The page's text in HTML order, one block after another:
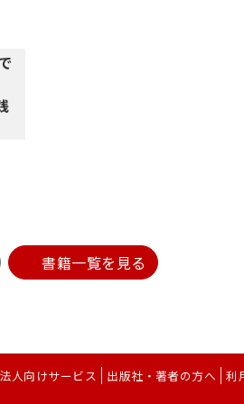
、
と
書籍一覧を見る
法人向けサービス 出版社・著者の方へ 利